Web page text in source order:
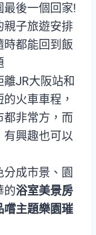
後一個回家!
親子旅遊安排
都能回到飯
JR大阪站和
火車車程，
非常方，而
有興趣也可以
成市景、園
的浴室美景房
嚐主題樂園璀